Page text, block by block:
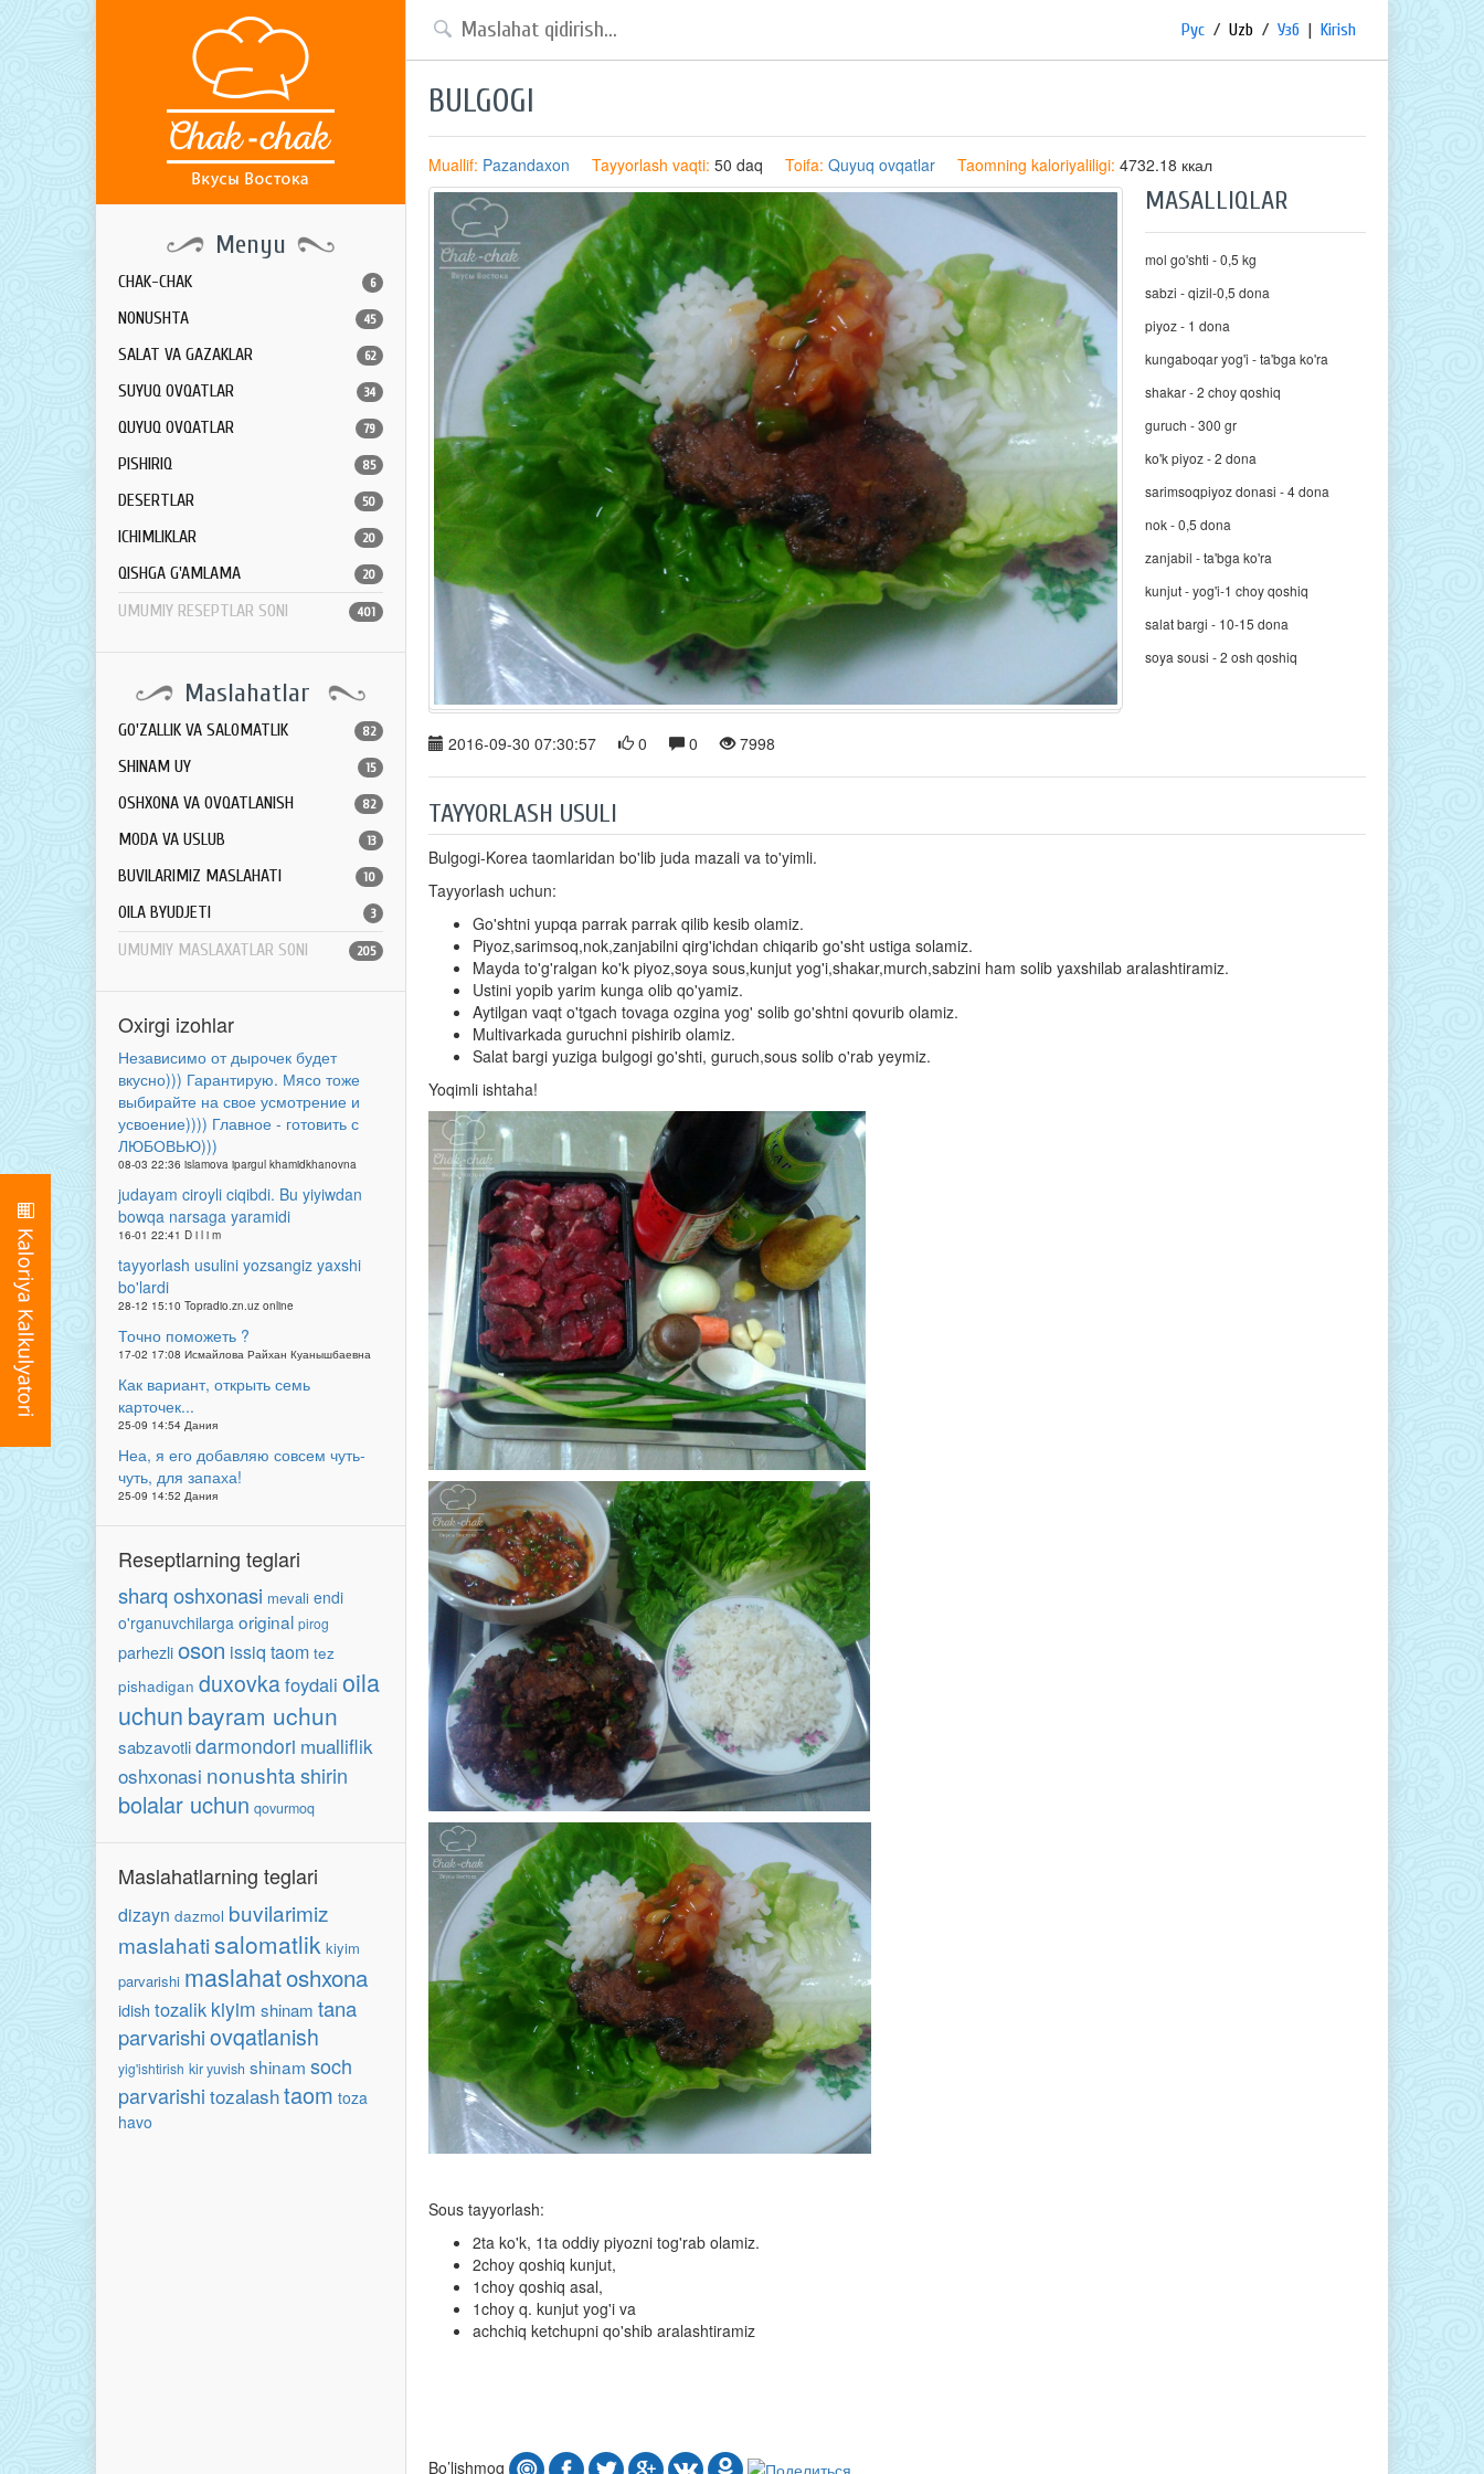
Menyu
CHAK-CHAK 6
NONUSHTA 45
SALAT VA GAZAKLAR 62
SUYUQ OVQATLAR 34
QUYUQ OVQATLAR 79
PISHIRIQ 85
DESERTLAR 50
ICHIMLIKLAR 20
QISHGA G'AMLAMA 20
UMUMIY RESEPTLAR SONI 401
Maslahatlar
GO'ZALLIK VA SALOMATLIK 82
SHINAM UY 15
OSHXONA VA OVQATLANISH 82
MODA VA USLUB 13
BUVILARIMIZ MASLAHATI 10
OILA BYUDJETI 3
UMUMIY MASLAXATLAR SONI 205
Oxirgi izohlar
Независимо от дырочек будет
вкусно))) Гарантирую. Мясо тоже
выбирайте на свое усмотрение и
усвоение)))) Главное - готовить с
ЛЮБОВЬЮ)))
08-03 22:36 islamova ipargul khamidkhanovna
judayam ciroyli ciqibdi. Bu yiyiwdan
bowqa narsaga yaramidi
16-01 22:41 D i l i m
tayyorlash usulini yozsangiz yaxshi
bo'lardi
28-12 15:10 Topradio.zn.uz online
Точно поможеть ?
17-02 17:08 Исмайлова Райхан Куанышбаевна
Как вариант, открыть семь
карточек...
25-09 14:54 Дания
Неа, я его добавляю совсем чуть-
чуть, для запаха!
25-09 14:52 Дания
Reseptlarning teglari
sharq oshxonasi mevali endi
o'rganuvchilarga original pirog
parhezlioson issiq taom tez
pishadigan duxovkafoydali oila
uchun bayram uchun
sabzavotlidarmondori mualliflik
oshxonasi nonushtashirin
bolalar uchun qovurmoq
Maslahatlarning teglari
dizayn dazmol buvilarimiz
maslahatisalomatlik kiyim
parvarishi maslahatoshxona
idish tozalik kiyim shinam tana
parvarishiovqatlanish
yig'ishtirish kir yuvish shinam soch
parvarishi tozalashtaom toza
havo
Рус / Uzb / Узб | Kirish
BULGOGI
Muallif: Pazandaxon Tayyorlash vaqti: 50 daq Toifa: Quyuq ovqatlar Taomning kaloriyaliligi: 4732.18 ккал
2016-09-30 07:30:57 0 0 7998
MASALLIQLAR
mol go'shti - 0,5 kg
sabzi - qizil-0,5 dona
piyoz - 1 dona
kungaboqar yog'i - ta'bga ko'ra
shakar - 2 choy qoshiq
guruch - 300 gr
ko'k piyoz - 2 dona
sarimsoqpiyoz donasi - 4 dona
nok - 0,5 dona
zanjabil - ta'bga ko'ra
kunjut - yog'i-1 choy qoshiq
salat bargi - 10-15 dona
soya sousi - 2 osh qoshiq
TAYYORLASH USULI
Bulgogi-Korea taomlaridan bo'lib juda mazali va to'yimli.
Tayyorlash uchun:
Go'shtni yupqa parrak parrak qilib kesib olamiz.
Piyoz,sarimsoq,nok,zanjabilni qirg'ichdan chiqarib go'sht ustiga solamiz.
Mayda to'g'ralgan ko'k piyoz,soya sous,kunjut yog'i,shakar,murch,sabzini ham solib yaxshilab aralashtiramiz.
Ustini yopib yarim kunga olib qo'yamiz.
Aytilgan vaqt o'tgach tovaga ozgina yog' solib go'shtni qovurib olamiz.
Multivarkada guruchni pishirib olamiz.
Salat bargi yuziga bulgogi go'shti, guruch,sous solib o'rab yeymiz.
Yoqimli ishtaha!
Sous tayyorlash:
2ta ko'k, 1ta oddiy piyozni tog'rab olamiz.
2choy qoshiq kunjut,
1choy qoshiq asal,
1choy q. kunjut yog'i va
achchiq ketchupni qo'shib aralashtiramiz
Bo’lishmoq